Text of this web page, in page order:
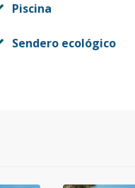
Piscina
Sendero ecológico